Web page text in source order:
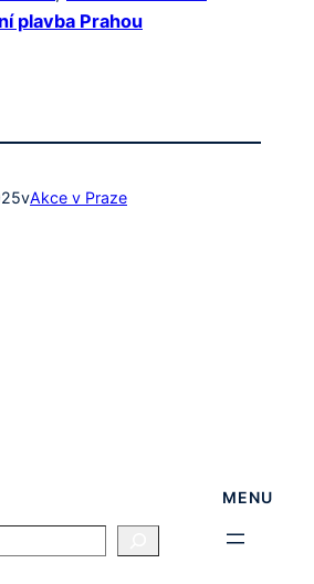
plavba Prahou
vAkce v Praze
MENU